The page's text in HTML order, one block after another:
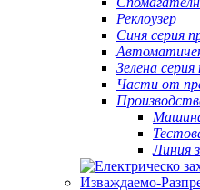
Реклоузер
Синя серия
Зелена серия
Части от
Линия